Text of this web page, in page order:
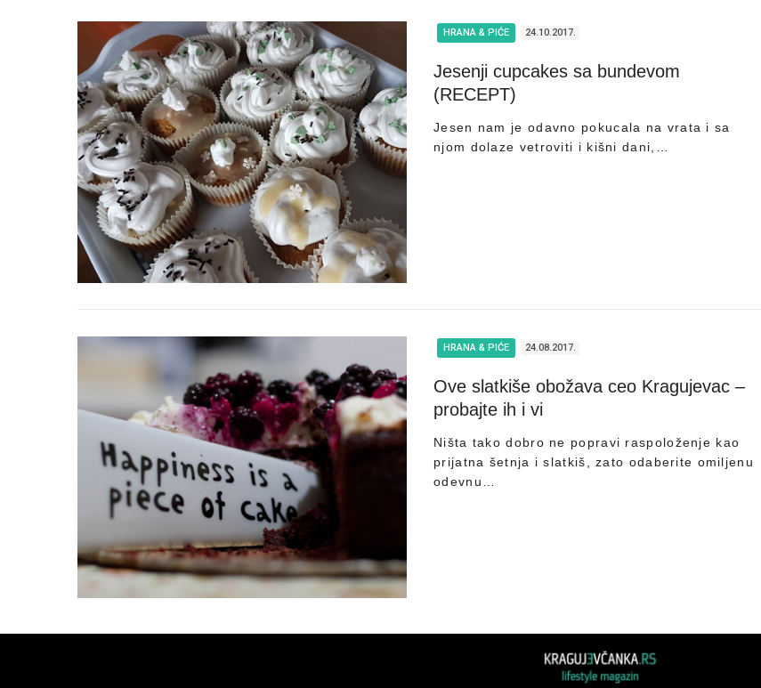
HRANA & PIĆE 24.10.2017.
Jesenji cupcakes sa bundevom
(RECEPT)
Jesen nam je odavno pokucala na vrata i sa
njom dolaze vetroviti i kišni dani,…
HRANA & PIĆE 24.08.2017.
Ove slatkiše obožava ceo Kragujevac –
probajte ih i vi
Ništa tako dobro ne popravi raspoloženje kao
prijatna šetnja i slatkiš, zato odaberite omiljenu
odevnu…